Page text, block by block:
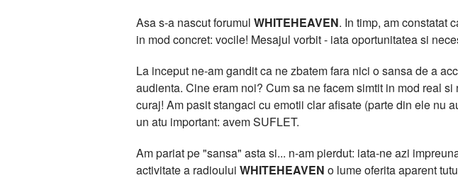
Asa s-a nascut forumul WHITEHEAVEN. In timp, am constatat
in mod concret: vocile! Mesajul vorbit - iata oportunitatea si
La inceput ne-am gandit ca ne zbatem fara nici o sansa de a
audienta. Cine eram noi? Cum sa ne facem simtit in mod real
curaj! Am pasit stangaci cu emotii clar afisate (parte din ele nu
un atu important: avem SUFLET.
Am pariat pe "sansa" asta si... n-am pierdut: iata-ne azi
activitate a radioului WHITEHEAVEN o lume oferita aparent